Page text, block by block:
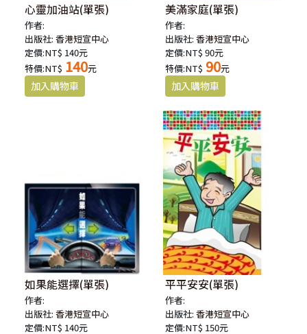
心靈加油站(單張)
作者:
出版社:香港短宣中心
定價:NT$ 140元
特價:NT$ 140元
美滿家庭(單張)
作者:
出版社:香港短宣中心
定價:NT$ 90元
特價:NT$ 90元
如果能選擇(單張)
作者:
出版社:香港短宣中心
定價:NT$ 140元
平平安安(單張)
作者:
出版社:香港短宣中心
定價:NT$ 150元